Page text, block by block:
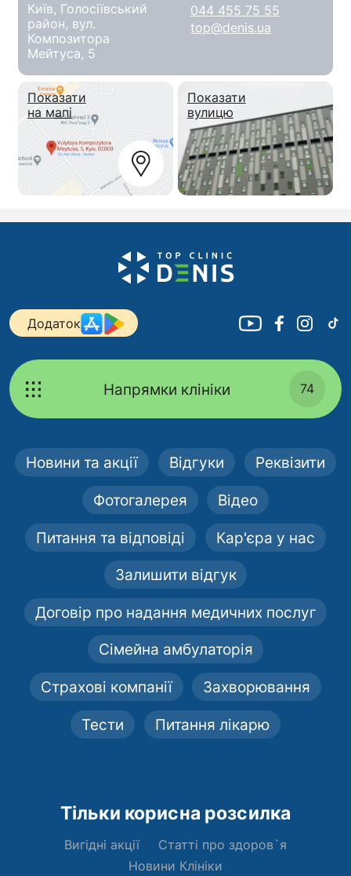
Київ, Голосіївський
район, вул.
Композитора
Мейтуса, 5
044 455 75 55
top@denis.ua
Показати
на мапі
Показати
вулицю
Додаток
Напрямки клініки 74
Новини та акції Відгуки Реквізити
Фотогалерея Відео
Питання та відповіді Кар'єра у нас
Залишити відгук
Договір про надання медичних послуг
Сімейна амбулаторія
Страхові компанії Захворювання
Тести Питання лікарю
Тільки корисна розсилка
Вигідні акції
Статті про здоров`я
Новини Клініки